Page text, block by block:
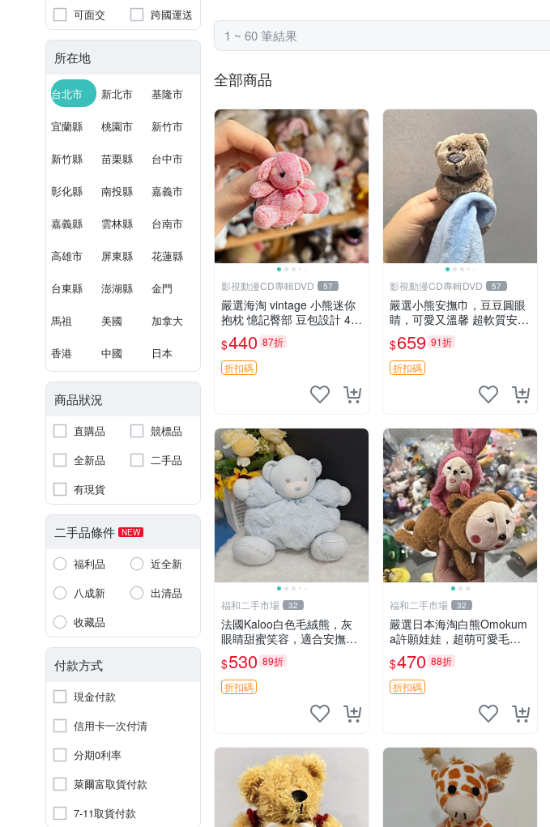
可面交 跨國運送
所在地
台北市 新北市 基隆市
宜蘭縣 桃園市 新竹市
新竹縣 苗栗縣 台中市
彰化縣 南投縣 嘉義市
嘉義縣 雲林縣 台南市
高雄市 屏東縣 花蓮縣
台東縣 澎湖縣 金門
馬祖 美國 加拿大
香港 中國 日本
商品狀況
直購品
競標品
全新品
二手品
有現貨
二手品條件 NEW
福利品
近全新
八成新
出清品
收藏品
付款方式
現金付款
信用卡一次付清
分期0利率
萊爾富取貨付款
7-11取貨付款
1 ~ 60 筆結果
全部商品
影視動漫CD專輯DVD 57
嚴選海淘 vintage 小熊迷你
抱枕 憶記臀部 豆包設計 4c
m 高 推薦收藏 迷你豆包小
熊、高臀部、豆袋抱枕
$440 87折
折扣碼
影視動漫CD專輯DVD 57
嚴選小熊安撫巾，豆豆圓眼
睛，可愛又溫馨 超軟質安撫
巾，豆豆設計，哄睡好幫手
約克豆豆眼安撫巾 數碼豆豆
眼
$659 91折
折扣碼
福和二手市場 32
法國Kaloo白色毛絨熊，灰
眼睛甜蜜笑容，適合安撫逗
趣可愛，柔軟面料手感佳。
14 白色安撫熊 毛絨玩具 寶
寶逗樂具
$530 89折
折扣碼
福和二手市場 32
嚴選日本海淘白熊Omokum
a許願娃娃，超萌可愛毛絨
公仔推薦收藏 白熊 Omoku
ma 毛絨玩具 偽裝娃娃 玩具
擺飾
$470 88折
折扣碼